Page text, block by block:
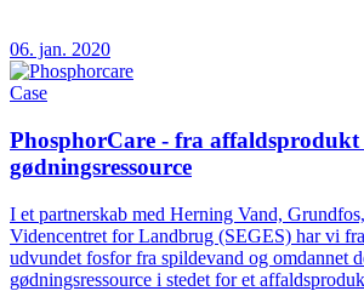
06. jan. 2020
Case
PhosphorCare - fra
gødningsressource
I et partnerskab med Herning Vand,
Videncentret for Landbrug (SEGES) har vi
udvundet fosfor fra spildevand og omdannet
gødningsressource i stedet for et